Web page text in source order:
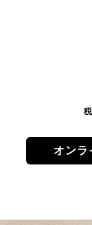
オンラ